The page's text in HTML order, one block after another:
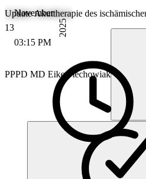
13
November
03:15 PM
2025
Update Akuttherapie des
PPPD MD Eike Piechowiak